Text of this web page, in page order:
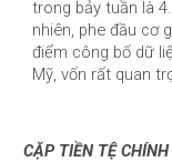
trong bảy tuần là
nhiên, phe đầu cơ
điểm công bố dữ
Mỹ, vốn rất quan
CẶP TIỀN TỆ CHÍNH